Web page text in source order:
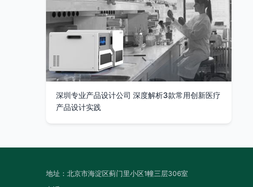
深圳专业产品设计公司 深度解析3款常用创新医疗
产品设计实践
地址：北京市海淀区蓟门里小区1幢三层306室